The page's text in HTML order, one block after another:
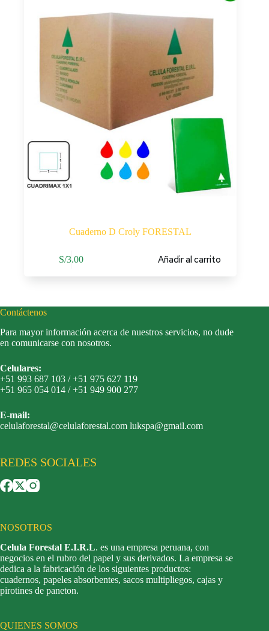
Cuaderno D Croly FORESTAL
S/3.00 Añadir al carrito
Contáctenos
Para mayor información acerca de nuestros servicios, no dude
en comunicarse con nosotros.
Celulares:
+51 993 687 103 / +51 975 627 119
+51 965 054 014 / +51 949 900 277
E-mail:
celulaforestal@celulaforestal.com lukspa@gmail.com
REDES SOCIALES
NOSOTROS
Celula Forestal E.I.R.L. es una empresa peruana, con
negocios en el rubro del papel y sus derivados. La empresa se
dedica a la fabricación de los siguientes productos:
cuadernos, papeles absorbentes, sacos multipliegos, cajas y
pirotines de paneton.
QUIENES SOMOS